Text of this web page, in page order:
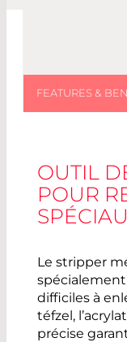
OUTIL
POUR
Le stripper
difficiles à
téfzel,
précise